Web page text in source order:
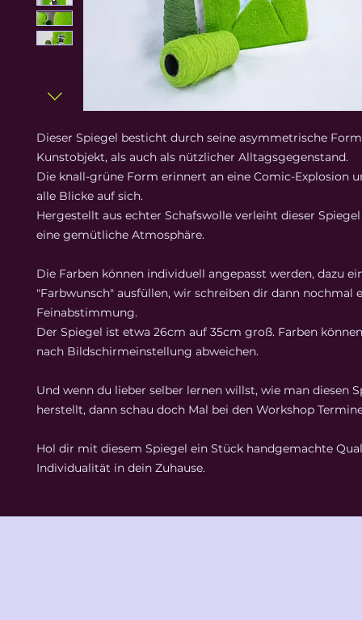
Dieser Spiegel besticht durch seine asymmetrische
Kunstobjekt, als auch als nützlicher Alltagsgegenstand.
Die knall-grüne Form erinnert an eine Comic-Explosion
alle Blicke auf sich.
Hergestellt aus echter Schafswolle verleiht dieser
eine gemütliche Atmosphäre.
Die Farben können individuell angepasst werden, dazu
"Farbwunsch" ausfüllen, wir schreiben dir dann nochmal
Feinabstimmung.
Der Spiegel ist etwa 26cm auf 35cm groß. Farben
nach Bildschirmeinstellung abweichen.
Und wenn du lieber selber lernen willst, wie man diesen
herstellt, dann schau doch Mal bei den Workshop
Hol dir mit diesem Spiegel ein Stück handgemachte
Individualität in dein Zuhause.